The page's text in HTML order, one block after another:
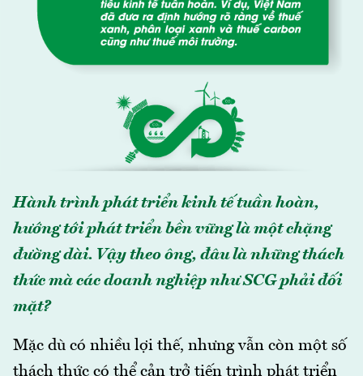
Hành trình phát triển kinh tế tuần hoàn,
hướng tới phát triển bền vững là một chặng
đường dài. Vậy theo ông, đâu là những thách
thức mà các doanh nghiệp như SCG phải đối
mặt?
Mặc dù có nhiều lợi thế, nhưng vẫn còn một số
thách thức có thể cản trở tiến trình phát triển